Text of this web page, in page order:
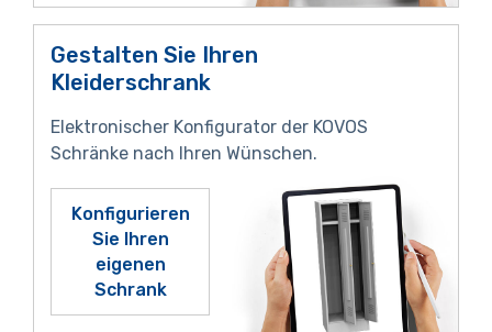
Gestalten Sie Ihren
Kleiderschrank
Elektronischer Konfigurator der KOVOS
Schränke nach Ihren Wünschen.
Konfigurieren
Sie Ihren
eigenen
Schrank